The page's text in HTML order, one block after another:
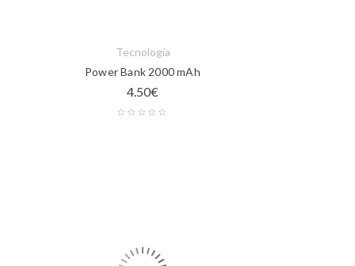
Tecnología
Power Bank 2000 mAh
4.50€